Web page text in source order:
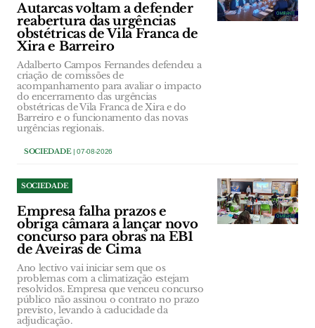
Autarcas voltam a defender
reabertura das urgências
obstétricas de Vila Franca de
Xira e Barreiro
Adalberto Campos Fernandes defendeu a
criação de comissões de
acompanhamento para avaliar o impacto
do encerramento das urgências
obstétricas de Vila Franca de Xira e do
Barreiro e o funcionamento das novas
urgências regionais.
SOCIEDADE| 07-08-2026
SOCIEDADE
Empresa falha prazos e
obriga câmara a lançar novo
concurso para obras na EB1
de Aveiras de Cima
Ano lectivo vai iniciar sem que os
problemas com a climatização estejam
resolvidos. Empresa que venceu concurso
público não assinou o contrato no prazo
previsto, levando à caducidade da
adjudicação.